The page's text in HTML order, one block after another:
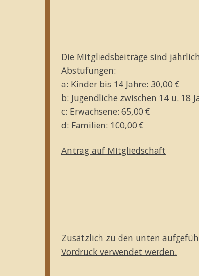
Die Mitgliedsbeiträge sind
Abstufungen:
a: Kinder bis 14 Jahre: 30,00 €
b: Jugendliche zwischen 14 u. 18
c: Erwachsene: 65,00 €
d: Familien: 100,00 €
Antrag auf Mitgliedschaft
Zusätzlich zu den unten
Vordruck verwendet werden.